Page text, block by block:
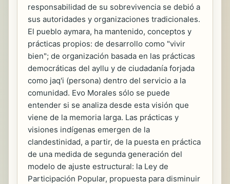
responsabilidad de su sobrevivencia se debió a
sus autoridades y organizaciones tradicionales.
El pueblo aymara, ha mantenido, conceptos y
prácticas propios: de desarrollo como "vivir
bien"; de organización basada en las prácticas
democráticas del ayllu y de ciudadanía forjada
como jaq'i (persona) dentro del servicio a la
comunidad. Evo Morales sólo se puede
entender si se analiza desde esta visión que
viene de la memoria larga. Las prácticas y
visiones indígenas emergen de la
clandestinidad, a partir, de la puesta en práctica
de una medida de segunda generación del
modelo de ajuste estructural: la Ley de
Participación Popular, propuesta para disminuir